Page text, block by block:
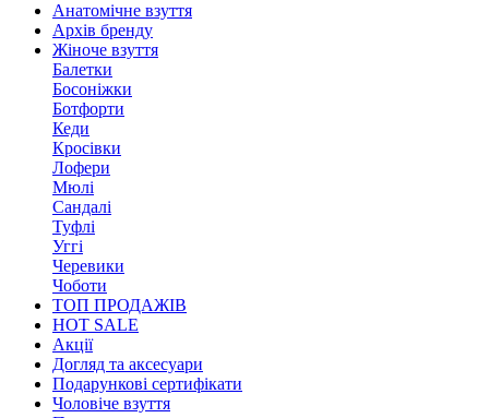
Анатомічне взуття
Архів бренду
Жіноче взуття
Балетки
Босоніжки
Ботфорти
Кеди
Кросівки
Лофери
Мюлі
Сандалі
Туфлі
Уггі
Черевики
Чоботи
ТОП ПРОДАЖІВ
HOT SALE
Акції
Догляд та аксесуари
Подарункові сертифікати
Чоловіче взуття